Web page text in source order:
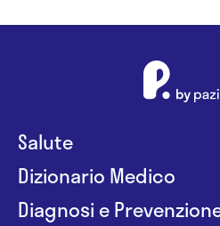
Salute
Dizionario Medico
Diagnosi e